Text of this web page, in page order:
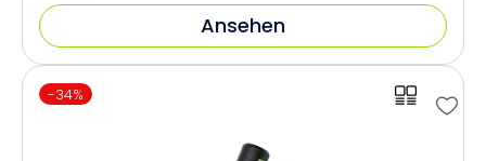
Ansehen
-34%